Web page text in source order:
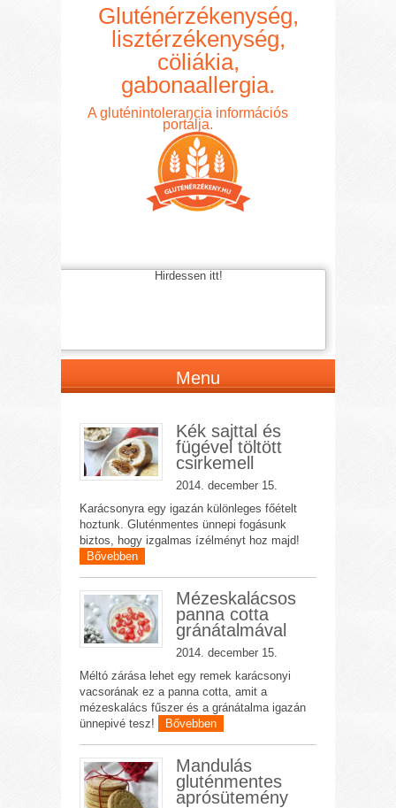
Gluténérzékenység,
lisztérzékenység,
cöliákia,
gabonaallergia.
A gluténintolerancia információs
portálja.
Hirdessen itt!
Menu
Kék sajttal és
fügével töltött
csirkemell
2014. december 15.
Karácsonyra egy igazán különleges főételt
hoztunk. Gluténmentes ünnepi fogásunk
biztos, hogy izgalmas ízélményt hoz majd!
Bővebben
Mézeskalácsos
panna cotta
gránátalmával
2014. december 15.
Méltó zárása lehet egy remek karácsonyi
vacsorának ez a panna cotta, amit a
mézeskalács fűszer és a gránátalma igazán
ünnepivé tesz!
Bővebben
Mandulás
gluténmentes
aprósütemény